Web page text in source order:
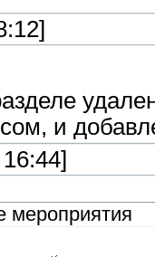
и
мероприятия